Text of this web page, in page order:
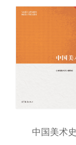
中国美术史